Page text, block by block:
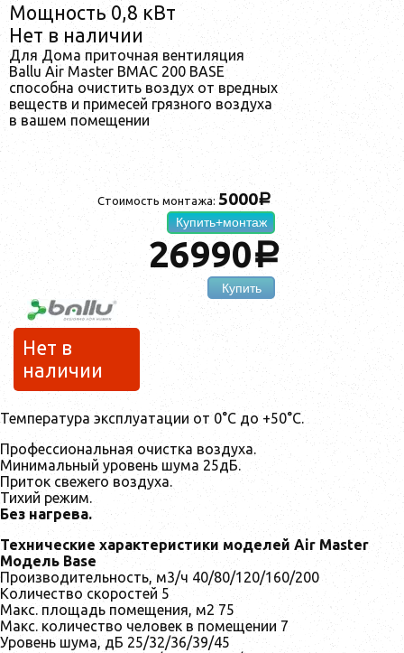
Мощность 0,8 кВт
Нет в наличии
Для Дома приточная вентиляция
Ballu Air Master BMAC 200 BASE
способна очистить воздух от вредных
веществ и примесей грязного воздуха
в вашем помещении
Стоимость монтажа: 5000a
Купить+монтаж
26990a
Купить
Нет в
наличии
Температура эксплуатации от 0°C до +50°C.
Профессиональная очистка воздуха.
Минимальный уровень шума 25дБ.
Приток свежего воздуха.
Тихий режим.
Без нагрева.
Технические характеристики моделей Air Master
Модель Base
Производительность, м3/ч 40/80/120/160/200
Количество скоростей 5
Макс. площадь помещения, м2 75
Макс. количество человек в помещении 7
Уровень шума, дБ 25/32/36/39/45